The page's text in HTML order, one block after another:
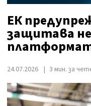
ЕК
защитава
24.07.2026 3 мин. за